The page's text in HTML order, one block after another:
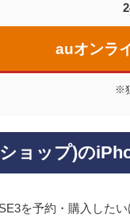
auオンラ
※
ョップ)の
を予約・購入した